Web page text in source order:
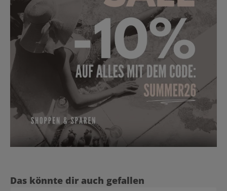
Produktgalerie überspringen
Das könnte dir auch gefallen